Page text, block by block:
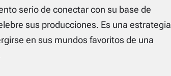
serio de conectar con su base de
sus producciones. Es una estrategia
en sus mundos favoritos de una